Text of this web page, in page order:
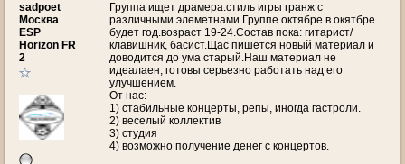
sadpoet
Москва
ESP
Horizon FR
2
Группа ищет драмера.стиль игры гранж с
различными элеметнами.Группе октябре в окятбре
будет год.возраст 19-24.Состав пока: гитарист/
клавишник, басист.Щас пишется новый материал и
доводится до ума старый.Наш материал не
идеалаен, готовы серьезно работать над его
улучшением.
От нас:
1) стабильные концерты, репы, иногда гастроли.
2) веселый коллектив
3) студия
4) возможно получение денег с концертов.